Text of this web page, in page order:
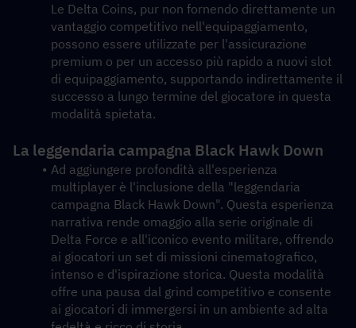
Le Delta Coins, pur non fornendo direttamente un
vantaggio competitivo nell'equipaggiamento,
possono essere utilizzate per l'assicurazione
premium o per un accesso più rapido a nuovi slot
di equipaggiamento, supportando indirettamente il
successo a lungo termine del giocatore in questa
modalità spietata.
La leggendaria campagna Black Hawk Down
Ad aggiungere profondità all'esperienza
multiplayer è l'inclusione della "leggendaria
campagna Black Hawk Down". Questa esperienza
narrativa rende omaggio alla serie originale di
Delta Force e all'iconico evento militare, offrendo
ai giocatori un set di missioni cinematografico,
intenso e d'ispirazione storica. Questa modalità
offre una pausa dal grind competitivo e consente
ai giocatori di immergersi in un ambiente ad alta